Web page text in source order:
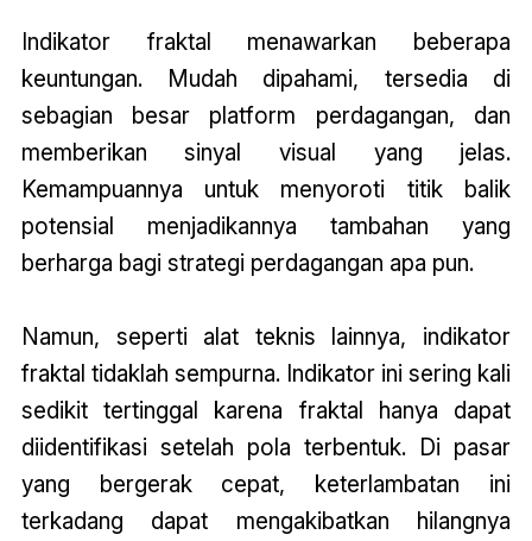
Indikator fraktal menawarkan beberapa
keuntungan. Mudah dipahami, tersedia di
sebagian besar platform perdagangan, dan
memberikan sinyal visual yang jelas.
Kemampuannya untuk menyoroti titik balik
potensial menjadikannya tambahan yang
berharga bagi strategi perdagangan apa pun.
Namun, seperti alat teknis lainnya, indikator
fraktal tidaklah sempurna. Indikator ini sering kali
sedikit tertinggal karena fraktal hanya dapat
diidentifikasi setelah pola terbentuk. Di pasar
yang bergerak cepat, keterlambatan ini
terkadang dapat mengakibatkan hilangnya